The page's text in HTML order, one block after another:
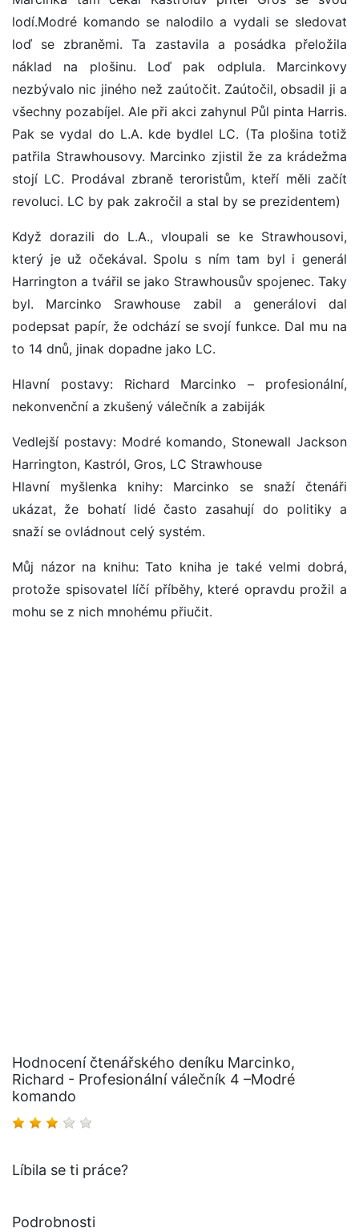
lodí.Modré komando se nalodilo a vydali se sledovat
loď se zbraněmi. Ta zastavila a posádka přeložila
náklad na plošinu. Loď pak odplula. Marcinkovy
nezbývalo nic jiného než zaútočit. Zaútočil, obsadil ji a
všechny pozabíjel. Ale při akci zahynul Půl pinta Harris.
Pak se vydal do L.A. kde bydlel LC. (Ta plošina totiž
patřila Strawhousovy. Marcinko zjistil že za krádežma
stojí LC. Prodával zbraně teroristům, kteří měli začít
revoluci. LC by pak zakročil a stal by se prezidentem)
Když dorazili do L.A., vloupali se ke Strawhousovi,
který je už očekával. Spolu s ním tam byl i generál
Harrington a tvářil se jako Strawhousův spojenec. Taky
byl. Marcinko Srawhouse zabil a generálovi dal
podepsat papír, že odchází se svojí funkce. Dal mu na
to 14 dnů, jinak dopadne jako LC.
Hlavní postavy: Richard Marcinko – profesionální,
nekonvenční a zkušený válečník a zabiják
Vedlejší postavy: Modré komando, Stonewall Jackson
Harrington, Kastról, Gros, LC Strawhouse
Hlavní myšlenka knihy: Marcinko se snaží čtenáři
ukázat, že bohatí lidé často zasahují do politiky a
snaží se ovládnout celý systém.
Můj názor na knihu: Tato kniha je také velmi dobrá,
protože spisovatel líčí příběhy, které opravdu prožil a
mohu se z nich mnohému přiučit.
Hodnocení čtenářského deníku Marcinko,
Richard - Profesionální válečník 4 –Modré
komando
Líbila se ti práce?
Podrobnosti